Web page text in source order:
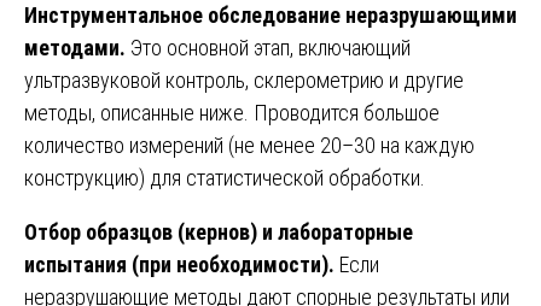
Инструментальное обследование неразрушающими
методами. Это основной этап, включающий
ультразвуковой контроль, склерометрию и другие
методы, описанные ниже. Проводится большое
количество измерений (не менее 20–30 на каждую
конструкцию) для статистической обработки.
Отбор образцов (кернов) и лабораторные
испытания (при необходимости). Если
неразрушающие методы дают спорные результаты или